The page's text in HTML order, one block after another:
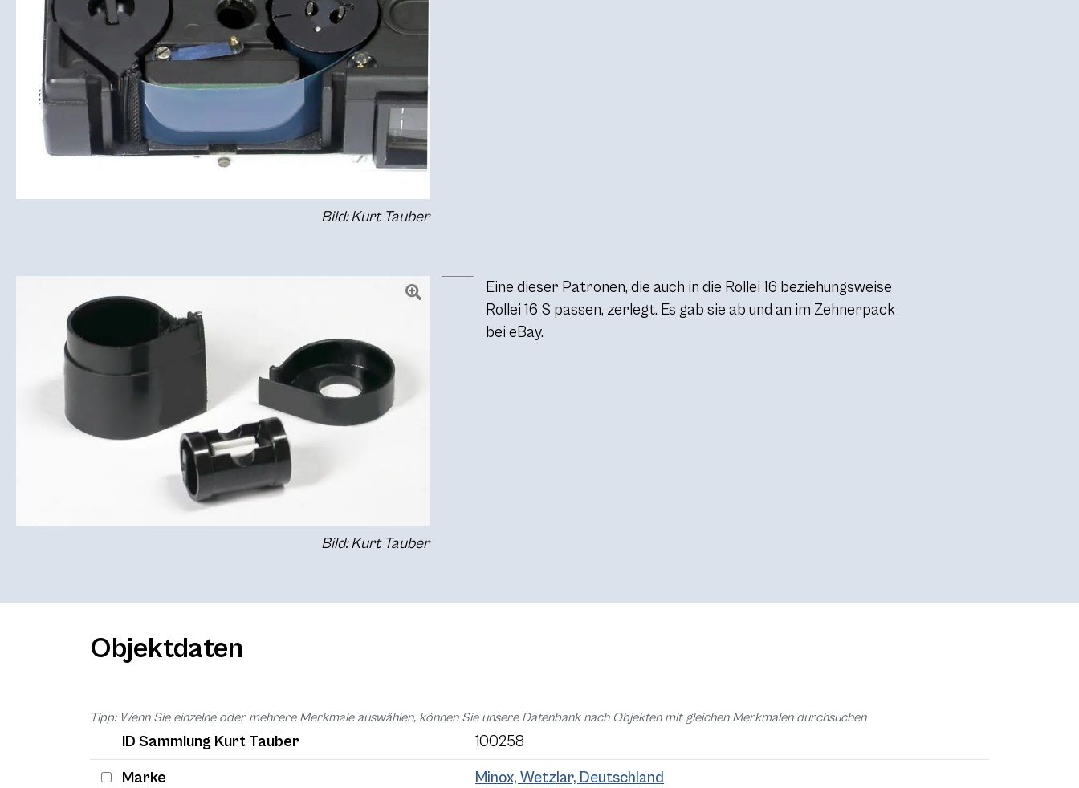
Bild: Kurt Tauber
Bild: Kurt Tauber
Eine dieser Patronen, die auch in die Rollei 16 beziehungsweise
Rollei 16 S passen, zerlegt. Es gab sie ab und an im Zehnerpack
bei eBay.
Objektdaten
Tipp: Wenn Sie einzelne oder mehrere Merkmale auswählen, können Sie unsere Datenbank nach Objekten mit gleichen Merkmalen durchsuchen
ID Sammlung Kurt Tauber 100258
Marke Minox, Wetzlar, Deutschland